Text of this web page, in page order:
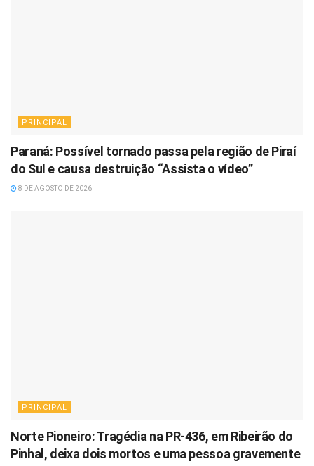
PRINCIPAL
Paraná: Possível tornado passa pela região de Piraí
do Sul e causa destruição “Assista o vídeo”
8 DE AGOSTO DE 2026
PRINCIPAL
Norte Pioneiro: Tragédia na PR-436, em Ribeirão do
Pinhal, deixa dois mortos e uma pessoa gravemente